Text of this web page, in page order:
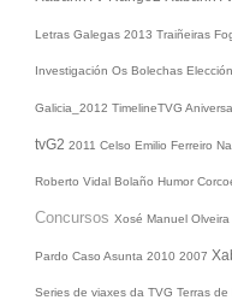
Letras Galegas 2013 Traiñeiras
Investigación Os Bolechas
Galicia_2012 TimelineTVG
tvG2 2011 Celso Emilio Ferreiro
Roberto Vidal Bolaño Humor
Concursos Xosé Manuel Olveira
Pardo Caso Asunta 2010 2007
Series de viaxes da TVG Terras de